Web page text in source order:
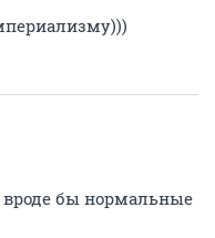
вроде бы нормальные